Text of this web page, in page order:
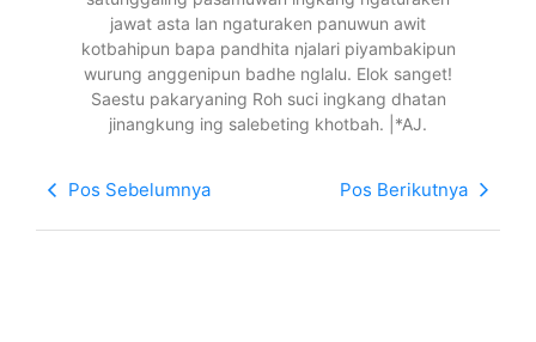
jawat asta lan ngaturaken panuwun awit
kotbahipun bapa pandhita njalari piyambakipun
wurung anggenipun badhe nglalu. Elok sanget!
Saestu pakaryaning Roh suci ingkang dhatan
jinangkung ing salebeting khotbah. |*AJ.
Pos Sebelumnya Pos Berikutnya